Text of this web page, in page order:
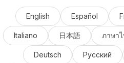
English Español
Italiano 日本語 ภาษา
Deutsch Русский